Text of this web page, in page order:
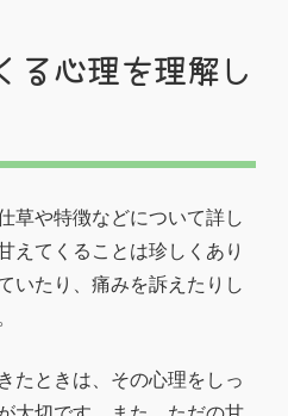
る心理を理解し
草や特徴などについて詳し
えてくることは珍しくあり
いたり、痛みを訴えたりし
たときは、その心理をしっ